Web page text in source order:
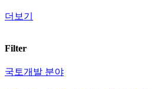
더보기
Filter
국토개발 분야